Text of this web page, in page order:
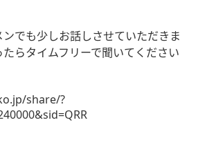
でも少しお話しさせていただきま
たらタイムフリーで聞いてください
share/?